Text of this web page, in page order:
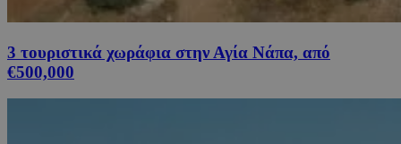
3 τουριστικά χωράφια στην Αγία Νάπα, από
€500,000